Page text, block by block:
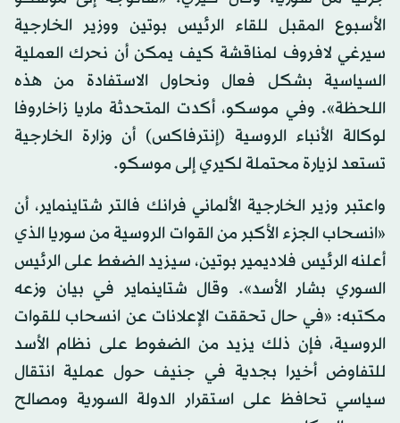
الأسبوع المقبل للقاء الرئيس بوتين ووزير الخارجية
سيرغي لافروف لمناقشة كيف يمكن أن نحرك العملية
السياسية بشكل فعال ونحاول الاستفادة من هذه
اللحظة». وفي موسكو، أكدت المتحدثة ماريا زاخاروفا
لوكالة الأنباء الروسية (إنترفاكس) أن وزارة الخارجية
تستعد لزيارة محتملة لكيري إلى موسكو.
واعتبر وزير الخارجية الألماني فرانك فالتر شتاينماير، أن
«انسحاب الجزء الأكبر من القوات الروسية من سوريا الذي
أعلنه الرئيس فلاديمير بوتين، سيزيد الضغط على الرئيس
السوري بشار الأسد». وقال شتاينماير في بيان وزعه
مكتبه: «في حال تحققت الإعلانات عن انسحاب للقوات
الروسية، فإن ذلك يزيد من الضغوط على نظام الأسد
للتفاوض أخيرا بجدية في جنيف حول عملية انتقال
سياسي تحافظ على استقرار الدولة السورية ومصالح